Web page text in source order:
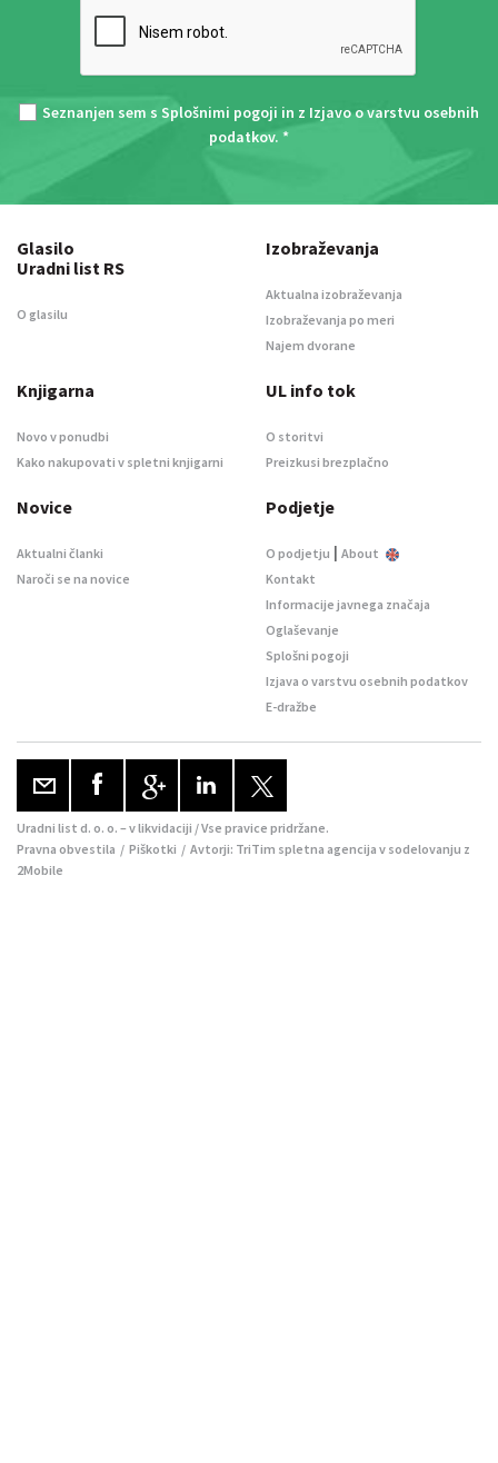
Seznanjen sem s Splošnimi pogoji in z Izjavo o varstvu osebnih
podatkov. *
Glasilo
Uradni list RS
O glasilu
Izobraževanja
Aktualna izobraževanja
Izobraževanja po meri
Najem dvorane
Knjigarna
Novo v ponudbi
Kako nakupovati v spletni knjigarni
UL info tok
O storitvi
Preizkusi brezplačno
Novice
Aktualni članki
Naroči se na novice
Podjetje
O podjetju | About
Kontakt
Informacije javnega značaja
Oglaševanje
Splošni pogoji
Izjava o varstvu osebnih podatkov
E-dražbe
Uradni list d. o. o. – v likvidaciji / Vse pravice pridržane.
Pravna obvestila / Piškotki / Avtorji: TriTim spletna agencija v sodelovanju z
2Mobile